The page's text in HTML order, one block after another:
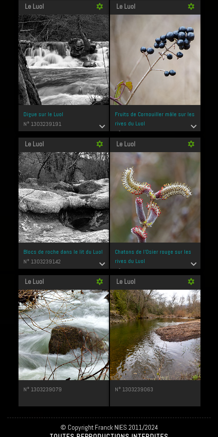
filter_vintage
Le Luol
expand_more
Digue sur le Luol
N° 1303239191
filter_vintage
Le Luol
expand_more
Fruits de Cornouiller mâle sur les
rives du Luol
N° 1303239159
filter_vintage
Le Luol
expand_more
Blocs de roche dans le lit du Luol
N° 1303239142
filter_vintage
Le Luol
expand_more
Chatons de l'Osier rouge sur les
rives du Luol
N° 1303239095
filter_vintage
Le Luol
N° 1303239079
filter_vintage
Le Luol
N° 1303239063
© Copyright Franck NIES 2011/2024